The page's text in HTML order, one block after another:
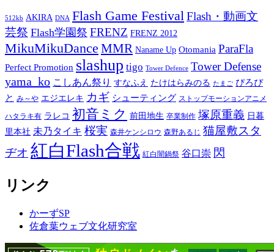
512kb AKIRA DNA Flash Game FestivalFlash・動画文
芸祭 Flash学園祭 FRENZ FRENZ 2012
MikuMikuDance MMR Naname Up Otomania ParaFla
Perfect Promotion slashup tigo Tower Defence Tower Defense
yama_ko こしあん祭り すなふえ たけはらみのる たまご ぴろぴ
と み～や エジエレキ カギ シューティング ストップモーションアニメ
ハタラキ有 ラレコ 初音ミク 前田地生 卒業制作 塚原重義 日暮
里本社 未乃タイキ 桜実 森井ケンシロウ 森野あるじ 猫屋敷スタ
ヂオ 紅白Flash合戦 紅白闇鍋祭 谷口崇 閃
リンク
かーずSP
佐倉葉ウェブ文化研究室